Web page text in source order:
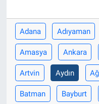
Adana Adıyaman
Amasya Ankara
Artvin Aydın
Batman Bayburt